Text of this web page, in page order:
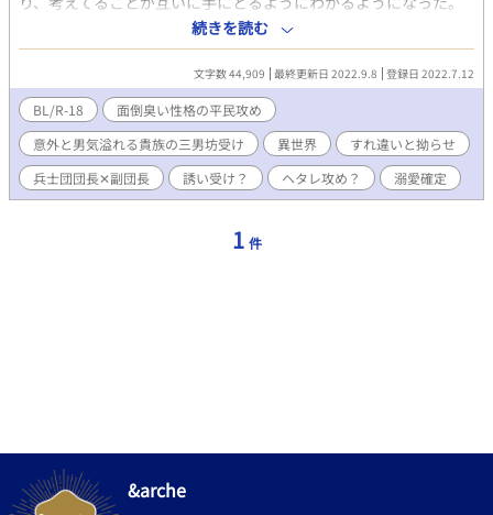
傍にいるのが当たり前の存在。 傍にいなければ落ち着かない存
在。 そんな思いが行き着く先は、すでに決まっていたのかもしれ
ない。 ＊『魔法が使えると王子サマに溺愛されるそうです』で掲
載していた閑話『オットーさんとザイルさん』を詳細内容にした
スピンオフ作品になります。 ＊できるだけ単品でも楽しめるよう
に頑張りますが、本編読んでないとわからないこと多々あるかも
です。力不足ですみません>< ＊Ｒ１８表現は予告なく入ります。
＊本筋の流れは、一切変わりません。 ＊オットーさんかザイルさ
ん、どちらかの視点でお話は進みます。基本、本編の主要キャラ
してません…(_ _;) お付き合いくださると嬉しい限りです^^
続きを読む
文字数 44,909 最終更新日 2022.9.8 登録日 2022.7.12
BL/R-18
面倒臭い性格の平民攻め
意外と男気溢れる貴族の三男坊受け
異世界
すれ違いと拗らせ
兵士団団長✕副団長
誘い受け？ ヘタレ攻め？ 溺愛確定
1 件
&arche